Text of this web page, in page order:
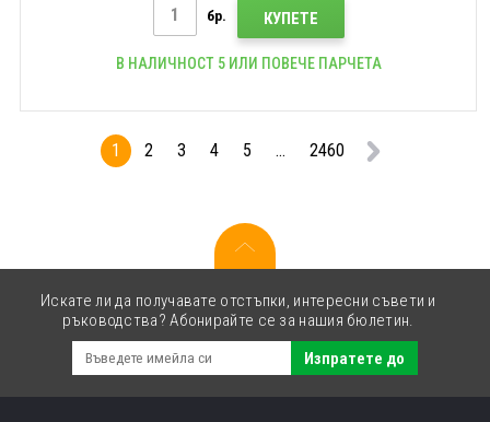
бр. КУПЕТЕ
В НАЛИЧНОСТ 5 ИЛИ ПОВЕЧЕ ПАРЧЕТА
1 2 3 4 5 ... 2460
Искате ли да получавате отстъпки, интересни съвети и
ръководства? Абонирайте се за нашия бюлетин.
Изпратете до